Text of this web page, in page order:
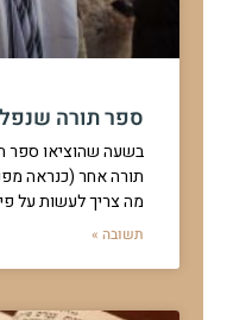
מתי אוכלים את
מתי כדאי לאכול את כזית